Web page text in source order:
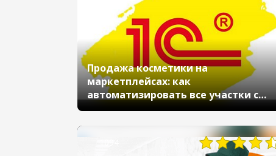
Продажа косметики на
маркетплейсах: как
автоматизировать все участки с
помощью «1С:Комплексная
Маркетплейсами в 1С» и увеличить
скорость сборки заказов в 2 раза